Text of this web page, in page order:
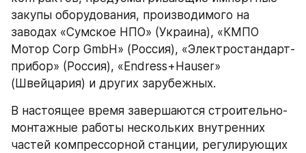
закупы оборудования, производимого на
заводах «Сумское НПО» (Украина), «КМПО
Мотор Corp GmbH» (Россия), «Электростандарт-
прибор» (Россия), «Endress+Hauser»
(Швейцария) и других зарубежных.
В настоящее время завершаются строительно-
монтажные работы нескольких внутренних
частей компрессорной станции, регулирующих